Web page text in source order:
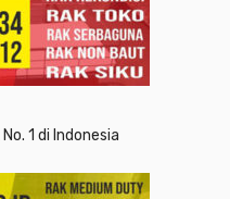
1 di Indonesia